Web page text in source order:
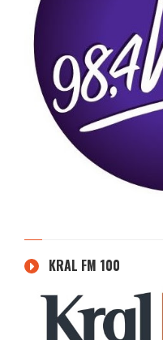
KRAL FM 100